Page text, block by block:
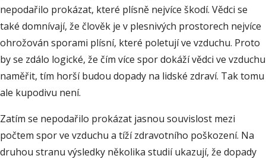
nepodařilo prokázat, které plísně nejvíce škodí. Vědci se
také domnívají, že člověk je v plesnivých prostorech nejvíce
ohrožován sporami plísní, které poletují ve vzduchu. Proto
by se zdálo logické, že čím více spor dokáží vědci ve vzduchu
naměřit, tím horší budou dopady na lidské zdraví. Tak tomu
ale kupodivu není.
Zatím se nepodařilo prokázat jasnou souvislost mezi
počtem spor ve vzduchu a tíží zdravotního poškození. Na
druhou stranu výsledky několika studií ukazují, že dopady